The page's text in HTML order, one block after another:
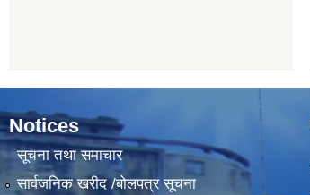
Notices
सूचना तथा समाचार
सार्वजनिक खरीद /बोलपत्र सूचना